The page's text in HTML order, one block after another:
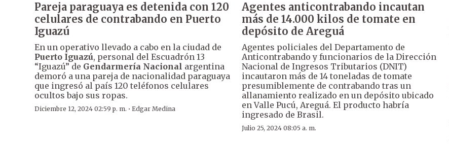
Pareja paraguaya es detenida con 120
celulares de contrabando en Puerto
Iguazú
En un operativo llevado a cabo en la ciudad de
Puerto Iguazú, personal del Escuadrón 13
“Iguazú” de Gendarmería Nacional argentina
demoró a una pareja de nacionalidad paraguaya
que ingresó al país 120 teléfonos celulares
ocultos bajo sus ropas.
Diciembre 12, 2024 02:59 p. m. · Edgar Medina
Agentes anticontrabando incautan
más de 14.000 kilos de tomate en
depósito de Areguá
Agentes policiales del Departamento de
Anticontrabando y funcionarios de la Dirección
Nacional de Ingresos Tributarios (DNIT)
incautaron más de 14 toneladas de tomate
presumiblemente de contrabando tras un
allanamiento realizado en un depósito ubicado
en Valle Pucú, Areguá. El producto habría
ingresado de Brasil.
Julio 25, 2024 08:05 a. m.